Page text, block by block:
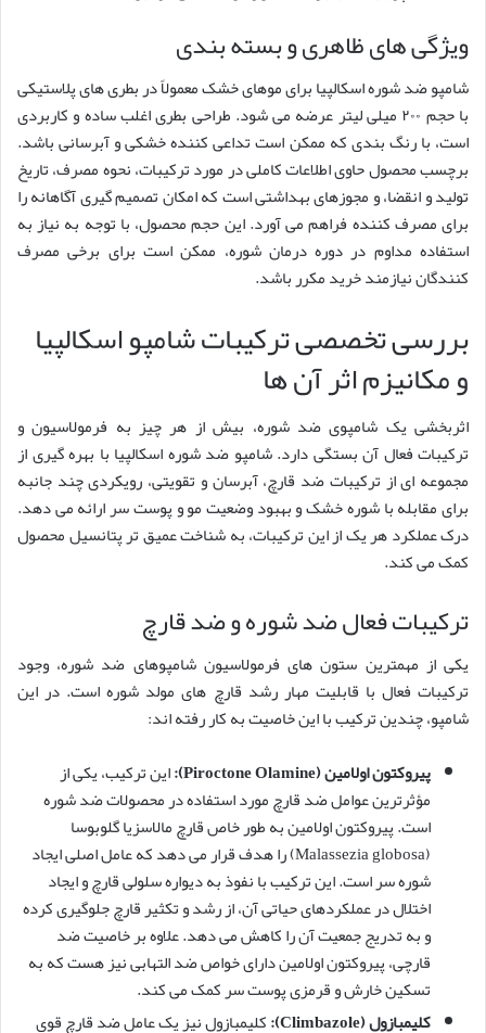
ویژگی های ظاهری و بسته بندی
شامپو ضد شوره اسکالپیا برای موهای خشک معمولاً در بطری های پلاستیکی
با حجم ۲۰۰ میلی لیتر عرضه می شود. طراحی بطری اغلب ساده و کاربردی
است، با رنگ بندی که ممکن است تداعی کننده خشکی و آبرسانی باشد.
برچسب محصول حاوی اطلاعات کاملی در مورد ترکیبات، نحوه مصرف، تاریخ
تولید و انقضا، و مجوزهای بهداشتی است که امکان تصمیم گیری آگاهانه را
برای مصرف کننده فراهم می آورد. این حجم محصول، با توجه به نیاز به
استفاده مداوم در دوره درمان شوره، ممکن است برای برخی مصرف
کنندگان نیازمند خرید مکرر باشد.
بررسی تخصصی ترکیبات شامپو اسکالپیا
و مکانیزم اثر آن ها
اثربخشی یک شامپوی ضد شوره، بیش از هر چیز به فرمولاسیون و
ترکیبات فعال آن بستگی دارد. شامپو ضد شوره اسکالپیا با بهره گیری از
مجموعه ای از ترکیبات ضد قارچ، آبرسان و تقویتی، رویکردی چند جانبه
برای مقابله با شوره خشک و بهبود وضعیت مو و پوست سر ارائه می دهد.
درک عملکرد هر یک از این ترکیبات، به شناخت عمیق تر پتانسیل محصول
کمک می کند.
ترکیبات فعال ضد شوره و ضد قارچ
یکی از مهمترین ستون های فرمولاسیون شامپوهای ضد شوره، وجود
ترکیبات فعال با قابلیت مهار رشد قارچ های مولد شوره است. در این
شامپو، چندین ترکیب با این خاصیت به کار رفته اند:
پیروکتون اولامین (Piroctone Olamine):
این ترکیب، یکی از
مؤثرترین عوامل ضد قارچ مورد استفاده در محصولات ضد شوره
است. پیروکتون اولامین به طور خاص قارچ مالاسزیا گلوبوسا
(Malassezia globosa) را هدف قرار می دهد که عامل اصلی ایجاد
شوره سر است. این ترکیب با نفوذ به دیواره سلولی قارچ و ایجاد
اختلال در عملکردهای حیاتی آن، از رشد و تکثیر قارچ جلوگیری کرده
و به تدریج جمعیت آن را کاهش می دهد. علاوه بر خاصیت ضد
قارچی، پیروکتون اولامین دارای خواص ضد التهابی نیز هست که به
تسکین خارش و قرمزی پوست سر کمک می کند.
کلیمبازول (Climbazole):
کلیمبازول نیز یک عامل ضد قارچ قوی